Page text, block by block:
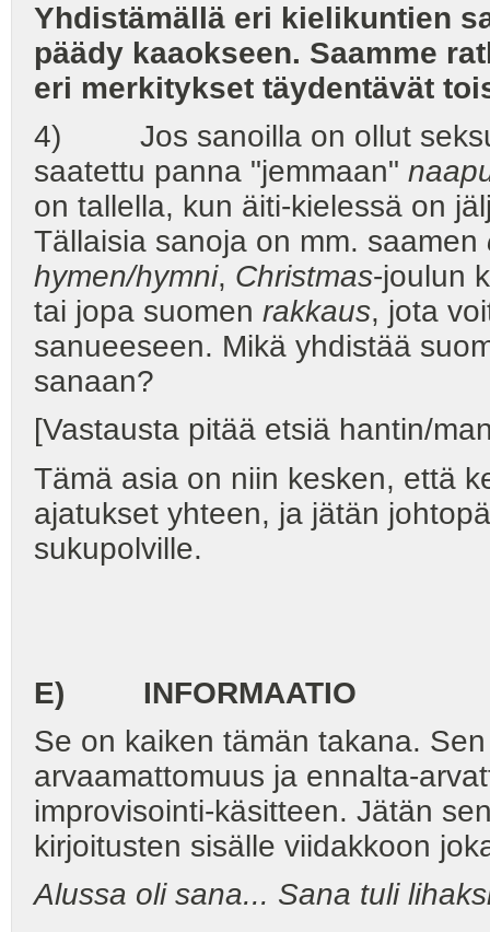
Yhdistämällä eri kielikuntien
päädy kaaokseen. Saamme
eri merkitykset täydentävät
4) Jos sanoilla on ollut
saatettu panna "jemmaan"
on tallella, kun äiti-kielessä on
Tällaisia sanoja on mm. saamen
hymen/hymni, Christmas-joulun
tai jopa suomen rakkaus, jota
sanueeseen. Mikä yhdistää
sanaan?
[Vastausta pitää etsiä hantin/
Tämä asia on niin kesken, että
ajatukset yhteen, ja jätän
sukupolville.
E) INFORMAATIO
Se on kaiken tämän takana.
arvaamattomuus ja ennalta-
improvisointi-käsitteen. Jätän
kirjoitusten sisälle viidakkoon
Alussa oli sana... Sana tuli